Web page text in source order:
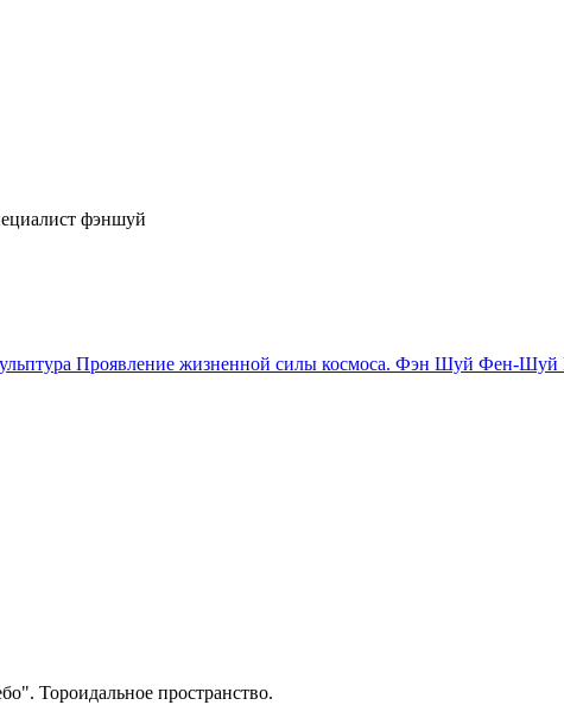
фэншуй
Проявление жизненной силы космоса. Фэн Шуй Фен-Шуй
Тороидальное пространство.